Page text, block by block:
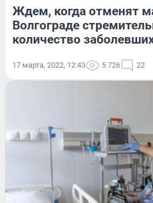
Ждем, когда отменят
Волгограде
количество
17 марта, 2022, 12:43 5 726 22